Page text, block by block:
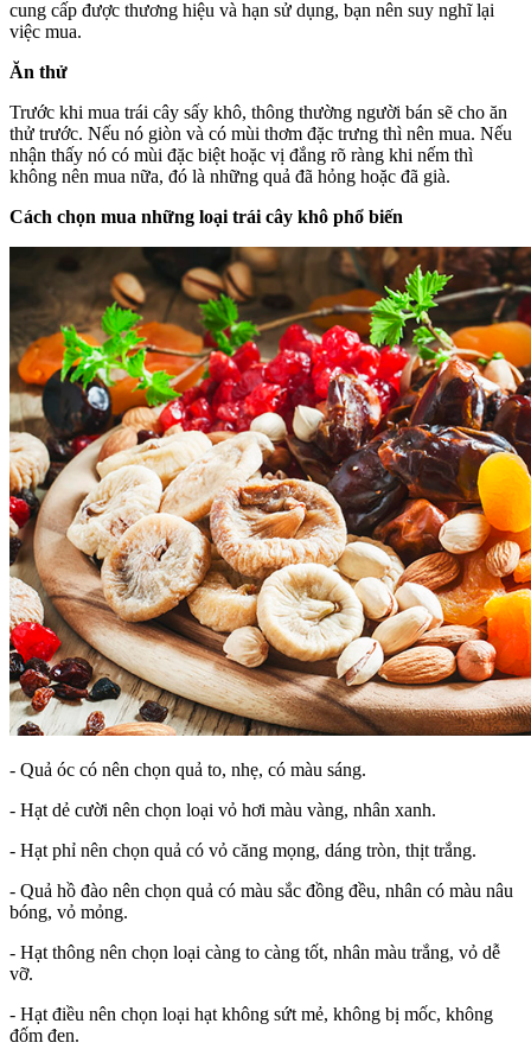
cung cấp được thương hiệu và hạn sử dụng, bạn nên suy nghĩ lại
việc mua.
Ăn thử
Trước khi mua trái cây sấy khô, thông thường người bán sẽ cho ăn
thử trước. Nếu nó giòn và có mùi thơm đặc trưng thì nên mua. Nếu
nhận thấy nó có mùi đặc biệt hoặc vị đắng rõ ràng khi nếm thì
không nên mua nữa, đó là những quả đã hỏng hoặc đã già.
Cách chọn mua những loại trái cây khô phổ biến
- Quả óc có nên chọn quả to, nhẹ, có màu sáng.
- Hạt dẻ cười nên chọn loại vỏ hơi màu vàng, nhân xanh.
- Hạt phỉ nên chọn quả có vỏ căng mọng, dáng tròn, thịt trắng.
- Quả hồ đào nên chọn quả có màu sắc đồng đều, nhân có màu nâu
bóng, vỏ mỏng.
- Hạt thông nên chọn loại càng to càng tốt, nhân màu trắng, vỏ dễ
vỡ.
- Hạt điều nên chọn loại hạt không sứt mẻ, không bị mốc, không
đốm đen.